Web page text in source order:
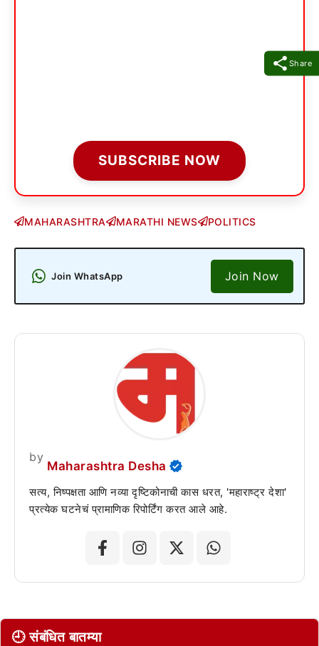
Share
SUBSCRIBE NOW
MAHARASHTRA MARATHI NEWS POLITICS
Join WhatsApp Join Now
by
Maharashtra Desha
सत्य, निष्पक्षता आणि नव्या दृष्टिकोनाची कास धरत, 'महाराष्ट्र देशा'
प्रत्येक घटनेचं प्रामाणिक रिपोर्टिंग करत आले आहे.
🕘 संबंधित बातम्या